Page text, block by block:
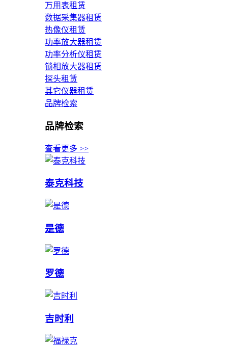
万用表租赁
数据采集器租赁
热像仪租赁
功率放大器租赁
功率分析仪租赁
锁相放大器租赁
探头租赁
其它仪器租赁
品牌检索
品牌检索
查看更多 >>
泰克科技
是德
罗德
吉时利